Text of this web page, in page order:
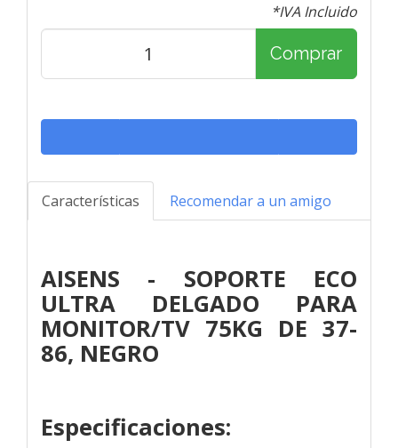
*IVA Incluido
Comprar
Características Recomendar a un amigo
AISENS - SOPORTE ECO
ULTRA DELGADO PARA
MONITOR/TV 75KG DE 37-
86, NEGRO
Especificaciones: